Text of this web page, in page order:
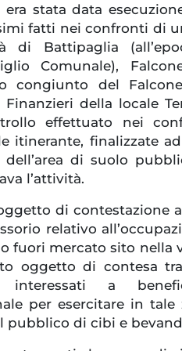
era stata data
fatti nei confronti di
di Battipaglia
Comunale),
congiunto del
della locale
effettuato nei
itinerante, finalizzate
dell’area di suolo
l’attività.
di contestazione
relativo
fuori mercato sito nella
oggetto di contesa
interessati a
per esercitare in tale
pubblico di cibi e